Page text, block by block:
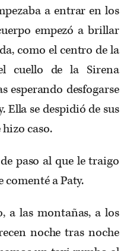
a entrar en los
empezó a brillar
como el centro de la
cuello de la Sirena
esperando desfogarse
Ella se despidió de sus
caso.
paso al que le traigo
comenté a Paty.
a las montañas, a los
noche tras noche